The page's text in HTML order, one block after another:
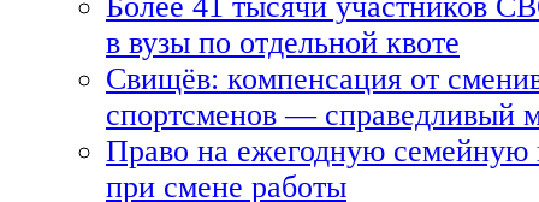
в вузы по отдельной квоте
Свищёв: компенсация от
спортсменов — справедливый
Право на ежегодную семейную
при смене работы